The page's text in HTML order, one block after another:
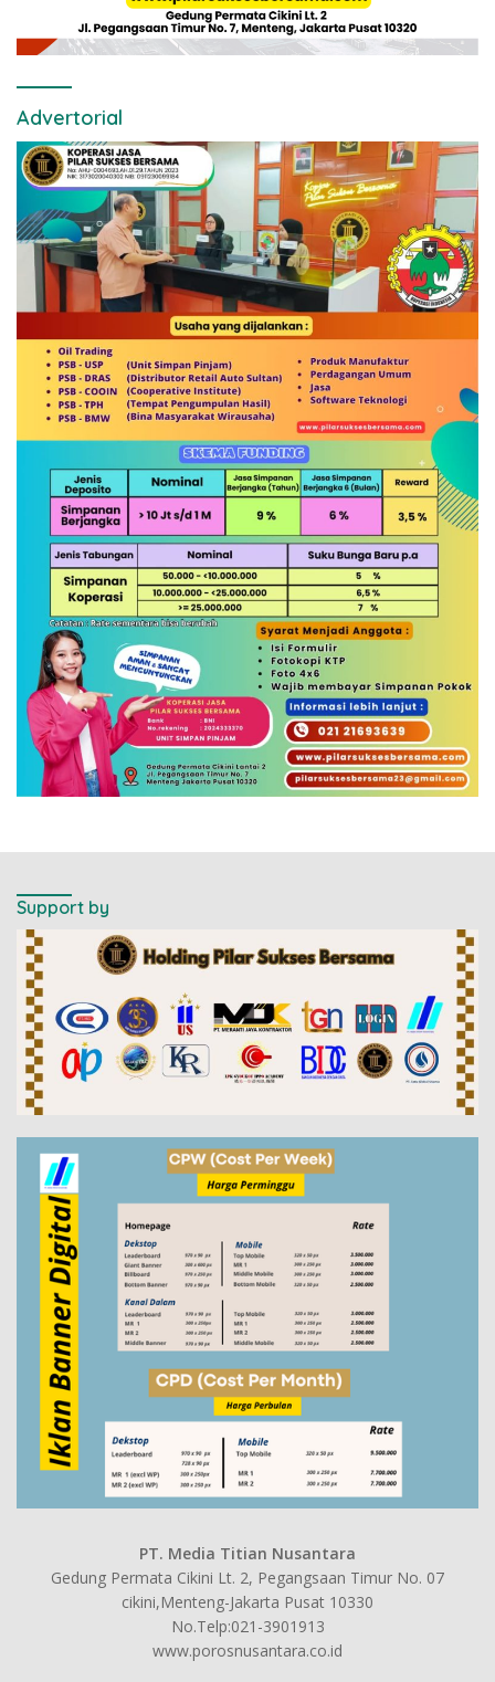
Advertorial
Support by
PT. Media Titian Nusantara
Gedung Permata Cikini Lt. 2, Pegangsaan Timur No. 07
cikini,Menteng-Jakarta Pusat 10330
No.Telp:021-3901913
www.porosnusantara.co.id